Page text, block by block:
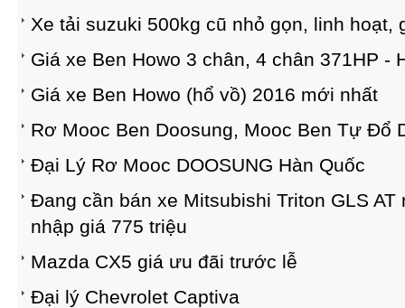
Xe tải suzuki 500kg cũ nhỏ gọn, linh hoạt,
Giá xe Ben Howo 3 chân, 4 chân 371HP -
Giá xe Ben Howo (hổ vồ) 2016 mới nhất
Rơ Mooc Ben Doosung, Mooc Ben Tự Đổ
Đại Lý Rơ Mooc DOOSUNG Hàn Quốc
Đang cần bán xe Mitsubishi Triton GLS
nhập giá 775 triệu
Mazda CX5 giá ưu đãi trước lễ
Đại lý Chevrolet Captiva